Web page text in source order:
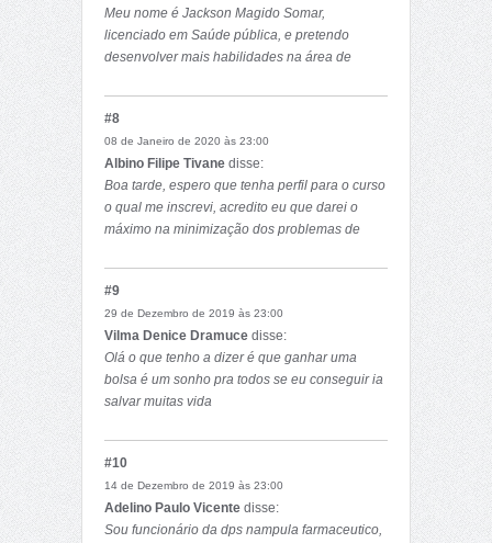
Meu nome é Jackson Magido Somar,
licenciado em Saúde pública, e pretendo
desenvolver mais habilidades na área de
#8
08 de Janeiro de 2020 às 23:00
Albino Filipe Tivane disse:
Boa tarde, espero que tenha perfil para o curso
o qual me inscrevi, acredito eu que darei o
máximo na minimização dos problemas de
#9
29 de Dezembro de 2019 às 23:00
Vilma Denice Dramuce disse:
Olá o que tenho a dizer é que ganhar uma
bolsa é um sonho pra todos se eu conseguir ia
salvar muitas vida
podíamos de criar condições pra o nosso pais
crescer
#10
14 de Dezembro de 2019 às 23:00
Adelino Paulo Vicente disse:
Sou funcionário da dps nampula farmaceutico,